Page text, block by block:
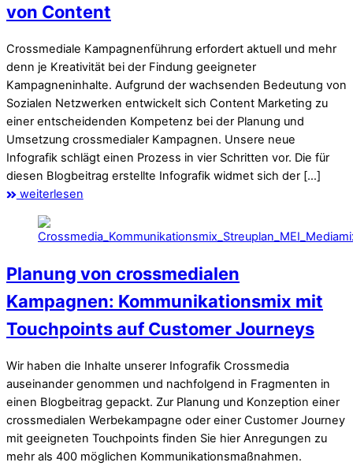
von Content
Crossmediale Kampagnenführung erfordert aktuell und mehr
denn je Kreativität bei der Findung geeigneter
Kampagneninhalte. Aufgrund der wachsenden Bedeutung von
Sozialen Netzwerken entwickelt sich Content Marketing zu
einer entscheidenden Kompetenz bei der Planung und
Umsetzung crossmedialer Kampagnen. Unsere neue
Infografik schlägt einen Prozess in vier Schritten vor. Die für
diesen Blogbeitrag erstellte Infografik widmet sich der […]
weiterlesen
Planung von crossmedialen
Kampagnen: Kommunikationsmix mit
Touchpoints auf Customer Journeys
Wir haben die Inhalte unserer Infografik Crossmedia
auseinander genommen und nachfolgend in Fragmenten in
einen Blogbeitrag gepackt. Zur Planung und Konzeption einer
crossmedialen Werbekampagne oder einer Customer Journey
mit geeigneten Touchpoints finden Sie hier Anregungen zu
mehr als 400 möglichen Kommunikationsmaßnahmen.